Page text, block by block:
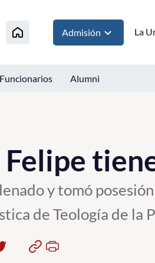
Admisión La
Funcionarios Alumni
Felipe
y tomó
de Teología de la